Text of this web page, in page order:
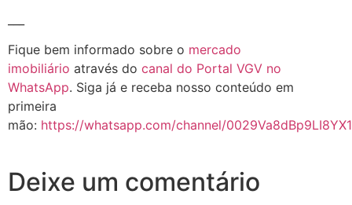
Fique bem informado sobre o mercado
imobiliário através do canal do Portal VGV no
WhatsApp. Siga já e receba nosso conteúdo em
primeira
mão: https://whatsapp.com/channel/
Deixe um comentário